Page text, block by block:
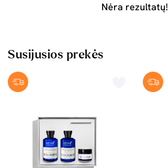
Nėra rezultatų!
Susijusios prekės